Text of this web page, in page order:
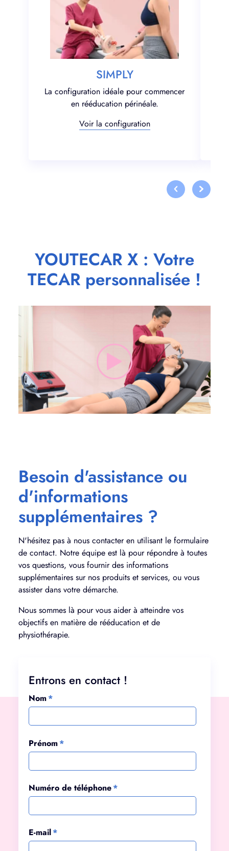
SIMPLY
La configuration idéale pour commencer
en rééducation périnéale.
Voir la configuration
YOUTECAR X : Votre
TECAR personnalisée !
Besoin d'assistance ou
d'informations
supplémentaires ?
N'hésitez pas à nous contacter en utilisant le formulaire
de contact. Notre équipe est là pour répondre à toutes
vos questions, vous fournir des informations
supplémentaires sur nos produits et services, ou vous
assister dans votre démarche.
Nous sommes là pour vous aider à atteindre vos
objectifs en matière de rééducation et de
physiothérapie.
Entrons en contact !
Nom*
Prénom*
Numéro de téléphone*
E-mail*